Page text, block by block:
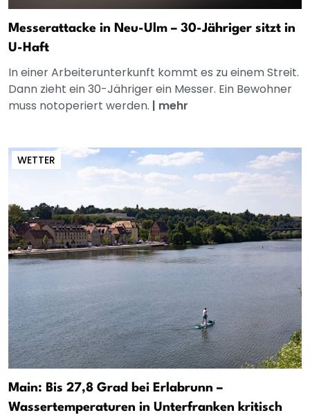
Messerattacke in Neu-Ulm – 30-Jähriger sitzt in
U-Haft
In einer Arbeiterunterkunft kommt es zu einem Streit.
Dann zieht ein 30-Jähriger ein Messer. Ein Bewohner
muss notoperiert werden. | mehr
WETTER
Main: Bis 27,8 Grad bei Erlabrunn –
Wassertemperaturen in Unterfranken kritisch